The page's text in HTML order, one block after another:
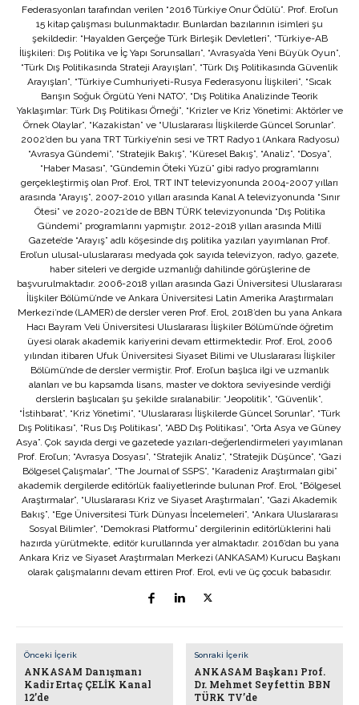
Federasyonları tarafından verilen “2016 Türkiye Onur Ödülü”. Prof. Erol’un
15 kitap çalışması bulunmaktadır. Bunlardan bazılarının isimleri şu
şekildedir: “Hayalden Gerçeğe Türk Birleşik Devletleri”, “Türkiye-AB
İlişkileri: Dış Politika ve İç Yapı Sorunsalları”, “Avrasya’da Yeni Büyük Oyun”,
“Türk Dış Politikasında Strateji Arayışları”, “Türk Dış Politikasında Güvenlik
Arayışları”, “Türkiye Cumhuriyeti-Rusya Federasyonu İlişkileri”, “Sıcak
Barışın Soğuk Örgütü Yeni NATO”, “Dış Politika Analizinde Teorik
Yaklaşımlar: Türk Dış Politikası Örneği”, “Krizler ve Kriz Yönetimi: Aktörler ve
Örnek Olaylar”, “Kazakistan” ve “Uluslararası İlişkilerde Güncel Sorunlar”.
2002’den bu yana TRT Türkiye’nin sesi ve TRT Radyo 1 (Ankara Radyosu)
“Avrasya Gündemi”, “Stratejik Bakış”, “Küresel Bakış”, “Analiz”, “Dosya”,
“Haber Masası”, “Gündemin Öteki Yüzü” gibi radyo programlarını
gerçekleştirmiş olan Prof. Erol, TRT INT televizyonunda 2004-2007 yılları
arasında “Arayış”, 2007-2010 yılları arasında Kanal A televizyonunda “Sınır
Ötesi” ve 2020-2021’de de BBN TÜRK televizyonunda “Dış Politika
Gündemi” programlarını yapmıştır. 2012-2018 yılları arasında Millî
Gazete’de “Arayış” adlı köşesinde dış politika yazıları yayımlanan Prof.
Erol’un ulusal-uluslararası medyada çok sayıda televizyon, radyo, gazete,
haber siteleri ve dergide uzmanlığı dahilinde görüşlerine de
başvurulmaktadır. 2006-2018 yılları arasında Gazi Üniversitesi Uluslararası
İlişkiler Bölümü’nde ve Ankara Üniversitesi Latin Amerika Araştırmaları
Merkezi’nde (LAMER) de dersler veren Prof. Erol, 2018’den bu yana Ankara
Hacı Bayram Veli Üniversitesi Uluslararası İlişkiler Bölümü’nde öğretim
üyesi olarak akademik kariyerini devam ettirmektedir. Prof. Erol, 2006
yılından itibaren Ufuk Üniversitesi Siyaset Bilimi ve Uluslararası İlişkiler
Bölümü’nde de dersler vermiştir. Prof. Erol’un başlıca ilgi ve uzmanlık
alanları ve bu kapsamda lisans, master ve doktora seviyesinde verdiği
derslerin başlıcaları şu şekilde sıralanabilir: “Jeopolitik”, “Güvenlik”,
“İstihbarat”, “Kriz Yönetimi”, “Uluslararası İlişkilerde Güncel Sorunlar”, “Türk
Dış Politikası”, “Rus Dış Politikası”, “ABD Dış Politikası”, “Orta Asya ve Güney
Asya”. Çok sayıda dergi ve gazetede yazıları-değerlendirmeleri yayımlanan
Prof. Erol’un; “Avrasya Dosyası”, “Stratejik Analiz”, “Stratejik Düşünce”, “Gazi
Bölgesel Çalışmalar”, “The Journal of SSPS”, “Karadeniz Araştırmaları gibi”
akademik dergilerde editörlük faaliyetlerinde bulunan Prof. Erol, “Bölgesel
Araştırmalar”, “Uluslararası Kriz ve Siyaset Araştırmaları”, “Gazi Akademik
Bakış”, “Ege Üniversitesi Türk Dünyası İncelemeleri”, “Ankara Uluslararası
Sosyal Bilimler”, “Demokrasi Platformu” dergilerinin editörlüklerini hali
hazırda yürütmekte, editör kurullarında yer almaktadır. 2016’dan bu yana
Ankara Kriz ve Siyaset Araştırmaları Merkezi (ANKASAM) Kurucu Başkanı
olarak çalışmalarını devam ettiren Prof. Erol, evli ve üç çocuk babasıdır.
Önceki İçerik
ANKASAM Danışmanı
Kadir Ertaç ÇELİK Kanal
12’de
Sonraki İçerik
ANKASAM Başkanı Prof.
Dr. Mehmet Seyfettin BBN
TÜRK TV’de